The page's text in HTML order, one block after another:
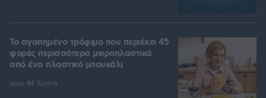
Το αγαπημένο τρόφιμο που περιέχει 45
φορές περισσότερα μικροπλαστικά
από ένα πλαστικό μπουκάλι
πριν 44 λεπτά